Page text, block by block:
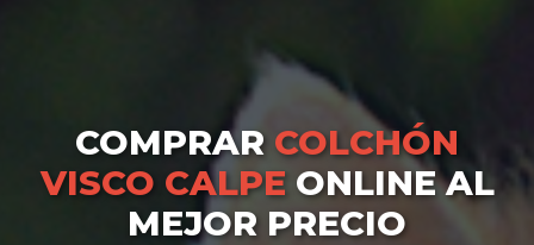
COMPRAR COLCHÓN
VISCO CALPE ONLINE AL
MEJOR PRECIO